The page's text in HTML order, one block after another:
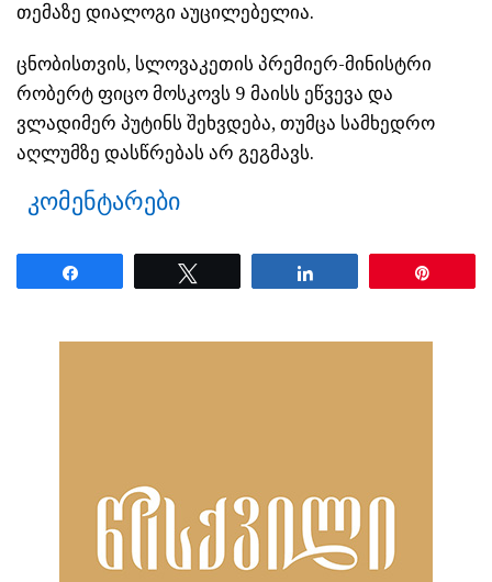
თემაზე დიალოგი აუცილებელია.
ცნობისთვის, სლოვაკეთის პრემიერ-მინისტრი
რობერტ ფიცო მოსკოვს 9 მაისს ეწვევა და
ვლადიმერ პუტინს შეხვდება, თუმცა სამხედრო
აღლუმზე დასწრებას არ გეგმავს.
კომენტარები